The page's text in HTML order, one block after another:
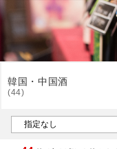
韓国・中国酒
(44)